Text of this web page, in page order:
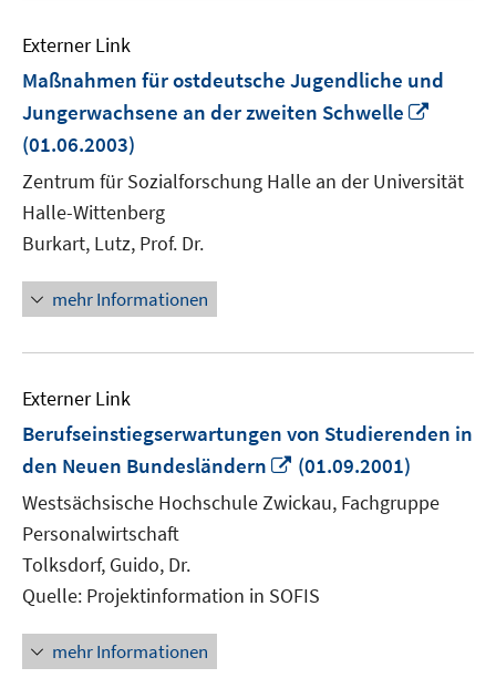
Externer Link
Maßnahmen für ostdeutsche Jugendliche und
Jungerwachsene an der zweiten Schwelle
öffnen
(01.06.2003)
Zentrum für Sozialforschung Halle an der Universität
Halle-Wittenberg
Burkart, Lutz, Prof. Dr.
mehr Informationen
Externer Link
Berufseinstiegserwartungen von Studierenden in
den Neuen Bundesländern
In
neuem
Fenster
(01.09.2001)
Westsächsische Hochschule Zwickau, Fachgruppe
Personalwirtschaft
Tolksdorf, Guido, Dr.
Quelle: Projektinformation in SOFIS
mehr Informationen